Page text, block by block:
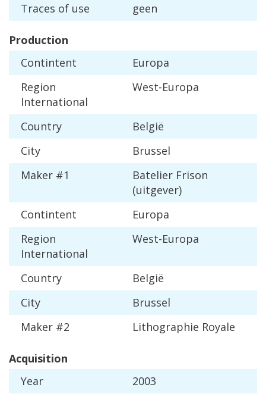
Traces of use geen
Production
Contintent
Europa
Region
International
West-Europa
Country België
City
Brussel
Maker #1 Batelier Frison
(uitgever)
Contintent
Europa
Region
International
West-Europa
Country België
City
Brussel
Maker #2 Lithographie Royale
Acquisition
Year
2003